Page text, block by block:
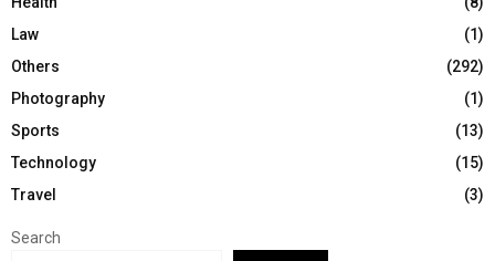
Law
(1)
Others
(292)
Photography
(1)
Sports
(13)
Technology
(15)
Travel
(3)
Search